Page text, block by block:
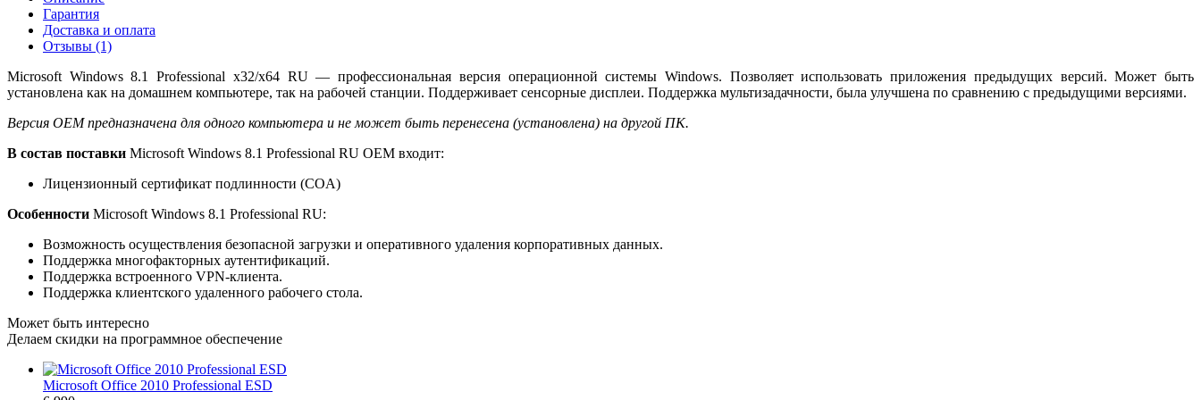
Гарантия
Доставка и оплата
Отзывы (1)
Microsoft Windows 8.1 Professional x32/x64 RU — профессиональная версия операционной системы Windows. Позволяет использовать приложения предыдущих версий. Может быть
установлена как на домашнем компьютере, так на рабочей станции. Поддерживает сенсорные дисплеи. Поддержка мультизадачности, была улучшена по сравнению с предыдущими версиями.
Версия OEM предназначена для одного компьютера и не может быть перенесена (установлена) на другой ПК.
В состав поставки Microsoft Windows 8.1 Professional RU OEM входит:
Лицензионный сертификат подлинности (COA)
Особенности Microsoft Windows 8.1 Professional RU:
Возможность осуществления безопасной загрузки и оперативного удаления корпоративных данных.
Поддержка многофакторных аутентификаций.
Поддержка встроенного VPN-клиента.
Поддержка клиентского удаленного рабочего стола.
Может быть интересно
Делаем скидки на программное обеспечение
Microsoft Office 2010 Professional ESD